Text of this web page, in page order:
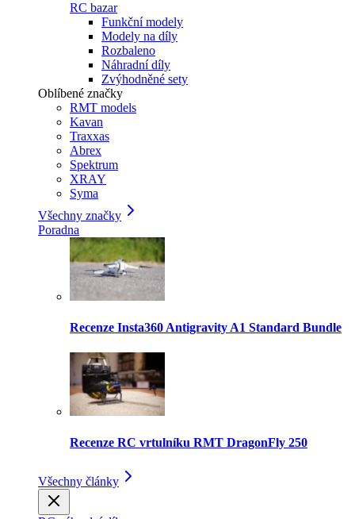
RC bazar
Funkční modely
Modely na díly
Rozbaleno
Náhradní díly
Zvýhodněné sety
Oblíbené značky
RMT models
Kavan
Traxxas
Abrex
Spektrum
XRAY
Syma
Všechny značky
Poradna
Recenze Insta360 Antigravity A1 Standard Bundle
Recenze RC vrtulníku RMT DragonFly 250
Všechny články